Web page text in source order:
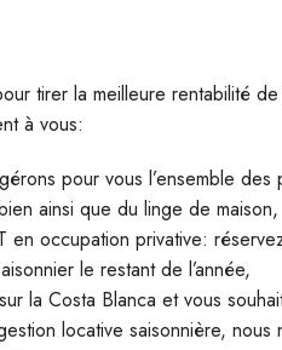
tirer la meilleure rentabilité
à vous:
pour vous l’ensemble
ainsi que du linge de maison,
en occupation privative:
le restant de l’année,
la Costa Blanca et vous
locative saisonnière,